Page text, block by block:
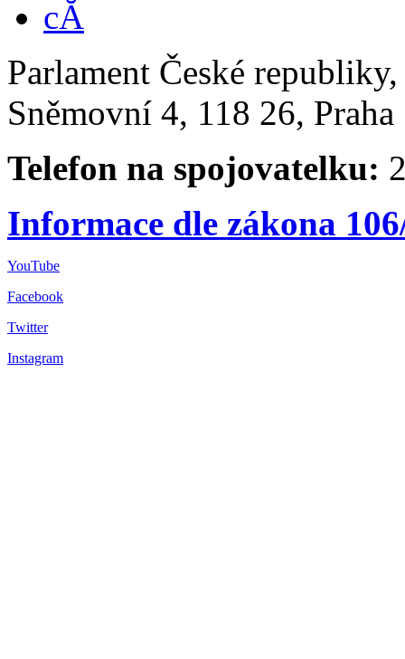
Parlament České
Sněmovní 4, 118 26,
Telefon na spojovatelku:
Informace dle zákona
YouTube
Facebook
Twitter
Instagram